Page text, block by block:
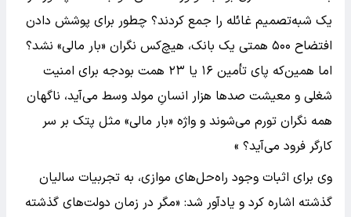
یک شبه‌تصمیم غائله را جمع کردند؟ چطور برای پوشش دادن
افتضاح ۵۰۰ همتی یک بانک، هیچ‌کس نگران «بار مالی» نشد؟
اما همین‌که پای تأمین ۱۶ یا ۲۳ همت بودجه برای امنیت
شغلی و معیشت صدها هزار انسانِ مولد وسط می‌آید، ناگهان
همه نگران تورم می‌شوند و واژه «بار مالی» مثل پتک بر سر
کارگر فرود می‌آید؟ »
وی برای اثبات وجود راه‌حل‌های موازی، به تجربیات سالیان
گذشته اشاره کرد و یادآور شد: «مگر در زمان دولت‌های گذشته